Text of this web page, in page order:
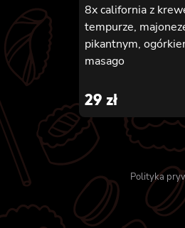
8x california z
tempurze,
pikantnym,
masago
29 zł
Polityka